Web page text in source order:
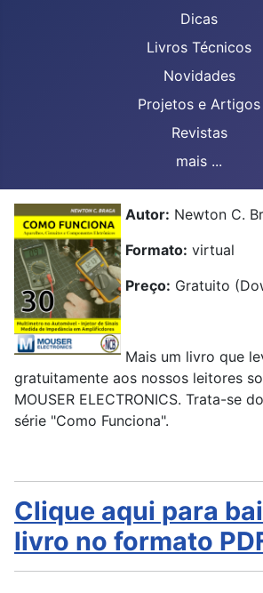
Dicas
Livros Técnicos
Novidades
Projetos e Artigos
Revistas
mais ...
Autor: Newton C.
Formato: virtual
Preço: Gratuito
Mais um livro que
gratuitamente aos nossos leitores
MOUSER ELECTRONICS. Trata-se
série "Como Funciona".
Clique aqui para
livro no formato